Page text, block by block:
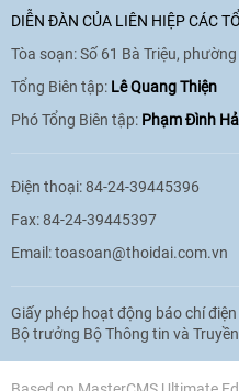
hòa
cho
17:25|13/06/2026
sinh
14:41 12/06/2026
DIỄN ĐÀN CỦA LIÊN HIỆP CÁC
Tòa soạn: Số 61 Bà Triệu,
Tổng Biên tập: Lê Quang Thiện
Phó Tổng Biên tập: Phạm Đình
Điện thoại: 84-24-39445396
Fax: 84-24-39445397
Email:toasoan@thoidai.com.vn
Giấy phép hoạt động báo chí
Bộ trưởng Bộ Thông tin và